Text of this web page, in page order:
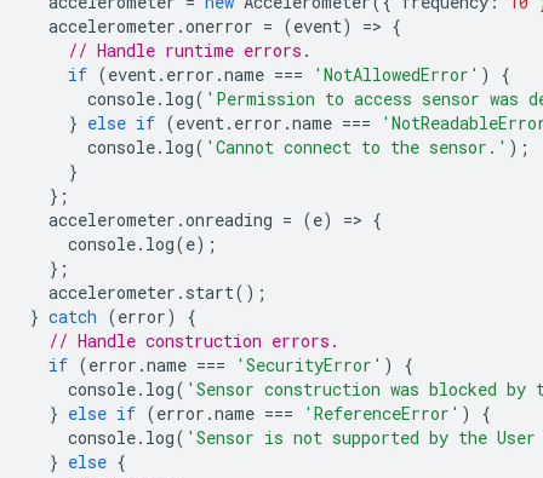
accelerometer .onerror = (event) => {
// Handle runtime errors.
if (event. error .name === 'NotAllowedError' )
{
console. log( 'Permission to access sensor was
} else if (event. error .name ===
console. log( 'Cannot connect to the sensor.' );
}
};
accelerometer .onreading = (e) => {
console. log(e);
};
accelerometer . start();
} catch (error)
{
// Handle construction errors.
if (error .name === 'SecurityError' )
{
console. log( 'Sensor construction was blocked
} else if (error .name === 'ReferenceError' )
{
console. log( 'Sensor is not supported by the
} else {